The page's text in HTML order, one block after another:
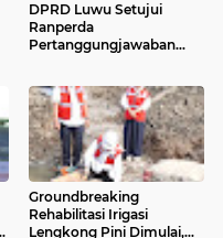
DPRD Luwu Setujui
Ranperda
Pertanggungjawaban
Groundbreaking
Rehabilitasi Irigasi
Lengkong Pini Dimulai,